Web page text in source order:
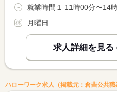
月曜日
求人詳細を見る
ハローワーク求人（掲載元：倉吉公共職